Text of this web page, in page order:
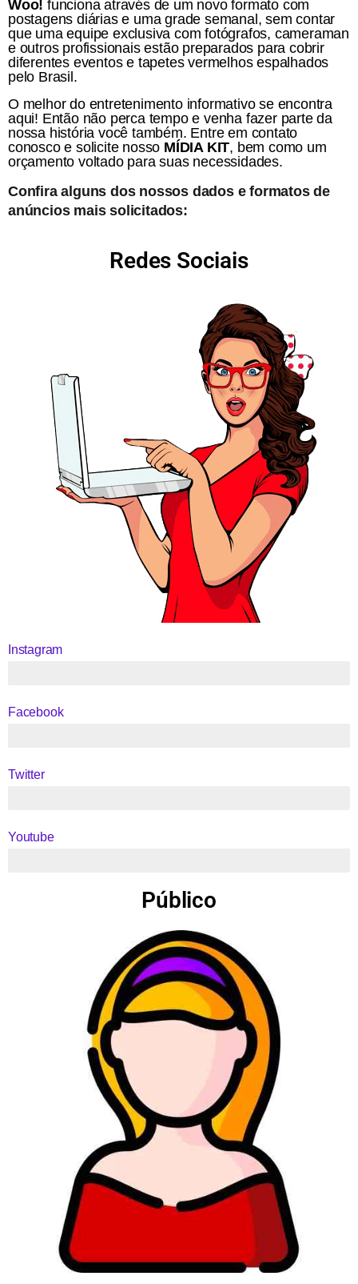
Woo! funciona através de um novo formato com
postagens diárias e uma grade semanal, sem contar
que uma equipe exclusiva com fotógrafos, cameraman
e outros profissionais estão preparados para cobrir
diferentes eventos e tapetes vermelhos espalhados
pelo Brasil.
O melhor do entretenimento informativo se encontra
aqui! Então não perca tempo e venha fazer parte da
nossa história você também. Entre em contato
conosco e solicite nosso MÍDIA KIT, bem como um
orçamento voltado para suas necessidades.
Confira alguns dos nossos dados e formatos de
anúncios mais solicitados:
Redes Sociais
Instagram
Facebook
Twitter
Youtube
Público